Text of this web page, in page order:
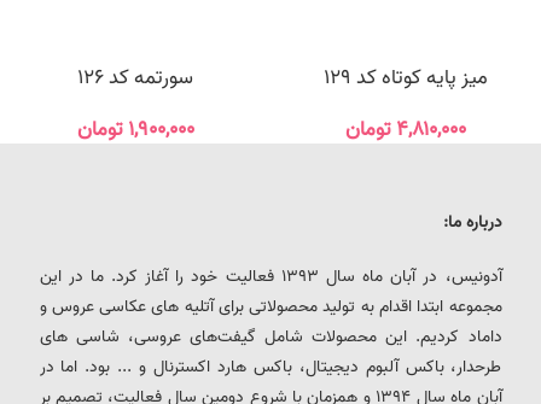
میز پایه کوتاه کد 129
۴,۸۱۰,۰۰۰تومان
سورتمه کد 126
۱,۹۰۰,۰۰۰ تومان
درباره ما:
آدونیس، در آبان ماه سال 1393 فعالیت خود را آغاز کرد. ما در این
مجموعه ابتدا اقدام به تولید محصولاتی برای آتلیه های عکاسی عروس و
داماد کردیم. این محصولات شامل گیفت‌های عروسی، شاسی های
طرحدار، باکس آلبوم دیجیتال، باکس هارد اکسترنال و ... بود. اما در
آبان ماه سال 1394 و همزمان با شروع دومین سال فعالیت، تصمیم بر